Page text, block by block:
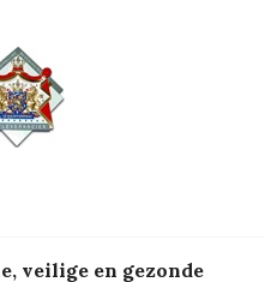
veilige en gezonde